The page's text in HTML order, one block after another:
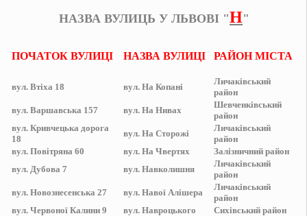
НАЗВА ВУЛИЦЬ У ЛЬВОВІ "Н"
ПОЧАТОК ВУЛИЦІ НАЗВА ВУЛИЦІ РАЙОН МІСТА
вул. Втіха 18 вул. На Копані
Личаківський
район
вул. Варшавська 157 вул. На Нивах
Шевченківський
район
вул. Кривчецька дорога
18
вул. На Сторожі
Личаківський
район
вул. Повітряна 60 вул. На Чвертях Залізничний район
вул. Дубова 7 вул. Навколишня
Личаківський
район
вул. Новознесенська 27 вул. Навої Алішера
Личаківський
район
вул. Червоної Калини 9 вул. Навроцького Сихівський район